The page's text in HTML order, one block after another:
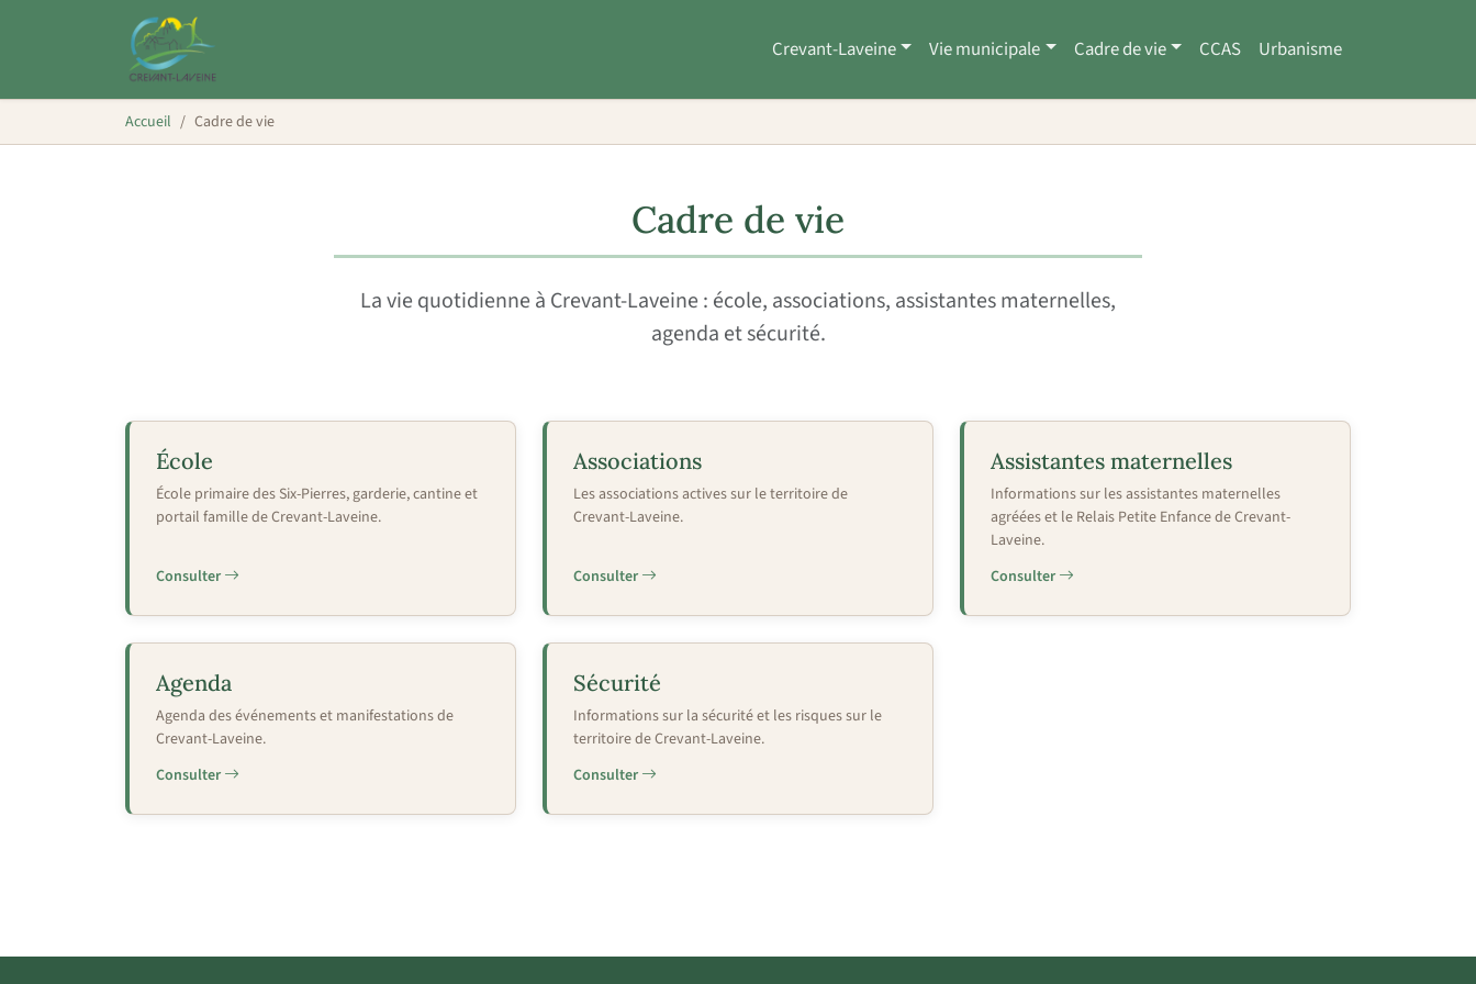
Crevant-Laveine Vie municipale Cadre de vie CCAS Urbanisme
Accueil Cadre de vie
Cadre de vie
La vie quotidienne à Crevant-Laveine : école, associations, assistantes maternelles,
agenda et sécurité.
École
École primaire des Six-Pierres, garderie, cantine et
portail famille de Crevant-Laveine.
Consulter
Associations
Les associations actives sur le territoire de
Crevant-Laveine.
Consulter
Assistantes maternelles
Informations sur les assistantes maternelles
agréées et le Relais Petite Enfance de Crevant-
Laveine.
Consulter
Agenda
Agenda des événements et manifestations de
Crevant-Laveine.
Consulter
Sécurité
Informations sur la sécurité et les risques sur le
territoire de Crevant-Laveine.
Consulter